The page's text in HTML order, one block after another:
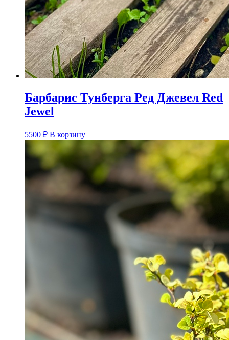
Барбарис Тунберга Ред Джевел Red
Jewel
5500 ₽ В корзину